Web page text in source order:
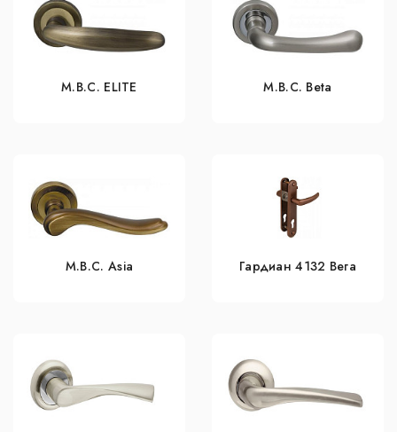
M.B.C. ELITE M.B.C. Beta
M.B.C. Asia Гардиан 4132 Вега